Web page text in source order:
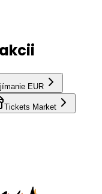
EUR
Tickets Market